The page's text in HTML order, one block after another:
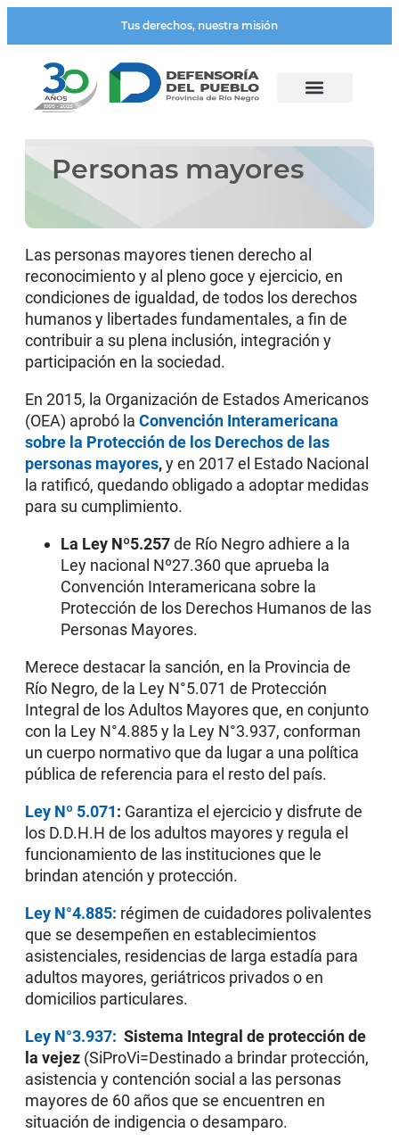
Tus derechos, nuestra misión
Personas mayores
Las personas mayores tienen derecho al
reconocimiento y al pleno goce y ejercicio, en
condiciones de igualdad, de todos los derechos
humanos y libertades fundamentales, a fin de
contribuir a su plena inclusión, integración y
participación en la sociedad.
En 2015, la Organización de Estados Americanos
(OEA) aprobó la Convención Interamericana
sobre la Protección de los Derechos de las
personas mayores,y en 2017 el Estado Nacional
la ratificó, quedando obligado a adoptar medidas
para su cumplimiento.
La Ley Nº5.257de Río Negro adhiere a la
Ley nacional Nº27.360 que aprueba la
Convención Interamericana sobre la
Protección de los Derechos Humanos de las
Personas Mayores.
Merece destacar la sanción, en la Provincia de
Río Negro, de la Ley N°5.071 de Protección
Integral de los Adultos Mayores que, en conjunto
con la Ley N°4.885 y la Ley N°3.937, conforman
un cuerpo normativo que da lugar a una política
pública de referencia para el resto del país.
Ley Nº 5.071: Garantiza el ejercicio y disfrute de
los D.D.H.H de los adultos mayores y regula el
funcionamiento de las instituciones que le
brindan atención y protección.
Ley N°4.885: régimen de cuidadores polivalentes
que se desempeñen en establecimientos
asistenciales, residencias de larga estadía para
adultos mayores, geriátricos privados o en
domicilios particulares.
Ley N°3.937: Sistema Integral de protección de
la vejez (SiProVi=Destinado a brindar protección,
asistencia y contención social a las personas
mayores de 60 años que se encuentren en
situación de indigencia o desamparo.